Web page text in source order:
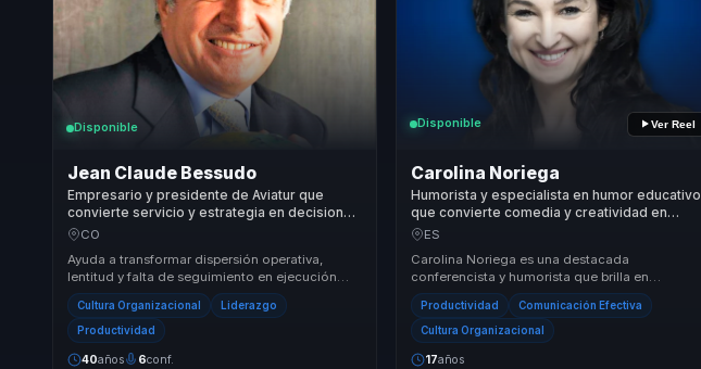
Disponible
Jean Claude Bessudo
Empresario y presidente de Aviatur que
convierte servicio y estrategia en decisiones
ejecutivas para organizaciones exigentes.
CO
Ayuda a transformar dispersión operativa,
lentitud y falta de seguimiento en ejecución
impecable, servicio consistente y estrategia
empre...
Cultura Organizacional Liderazgo
Productividad
40años 6conf.
Disponible Ver Reel
Carolina Noriega
Humorista y especialista en humor educativo
que convierte comedia y creatividad en
aprendizaje memorable, energía y
ES
Carolina Noriega es una destacada
conferencista y humorista que brilla en
múltiples escenarios con su talento único.
Desde Madrid, conect...
Productividad Comunicación Efectiva
Cultura Organizacional
17años